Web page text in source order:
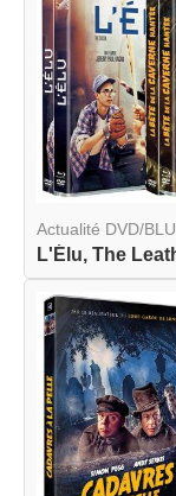
Actualité DVD/
L'Élu, The